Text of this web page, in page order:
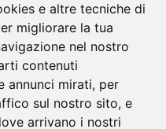
e altre tecniche di
migliorare la tua
nel nostro
contenuti
annunci mirati, per
sul nostro sito, e
arrivano i nostri
DIRETTA TV
DIRETTA RADIO
2026
- www.trgmedia.it- Powered by